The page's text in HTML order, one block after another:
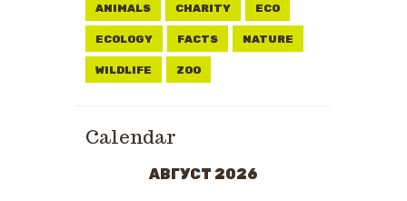
ANIMALS CHARITY ECO
ECOLOGY FACTS NATURE
WILDLIFE ZOO
Calendar
АВГУСТ 2026